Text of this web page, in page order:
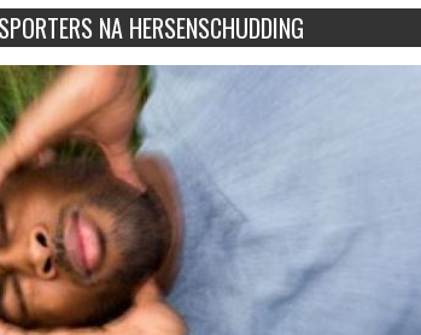
NA HERSENSCHUDDING